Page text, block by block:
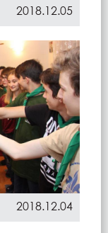
2018.12.05
2018.12.04